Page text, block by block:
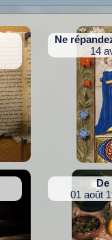
Ne
14
De
01 août